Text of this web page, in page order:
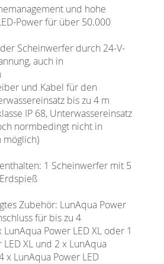
und hohe
Power für über 50.000
Scheinwerfer durch 24-V-
auch in
und Kabel für den
bis zu 4 m
IP 68, Unterwassereinsatz
normbedingt nicht in
möglich)
1 Scheinwerfer mit 5
Zubehör: LunAqua Power
für bis zu 4
Power LED XL oder 1
XL und 2 x LunAqua
x LunAqua Power LED